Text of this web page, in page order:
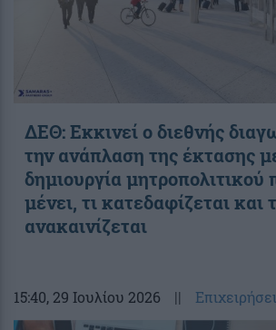
ΔΕΘ: Εκκινεί ο διεθνής
την ανάπλαση της έκτασης
δημιουργία μητροπολιτικού
μένει, τι κατεδαφίζεται και
ανακαινίζεται
15:40, 29 Ιουλίου 2026 ||